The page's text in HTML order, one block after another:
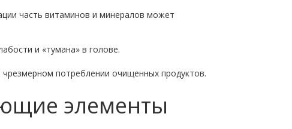
часть витаминов и минералов может
и «тумана» в голове.
потреблении очищенных продуктов.
элементы